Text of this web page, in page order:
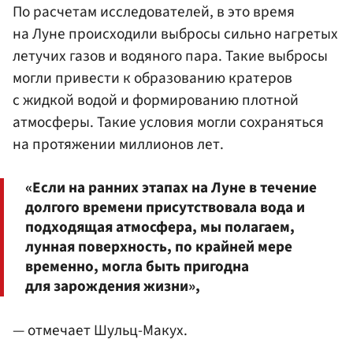
По расчетам исследователей, в это время
на Луне происходили выбросы сильно нагретых
летучих газов и водяного пара. Такие выбросы
могли привести к образованию кратеров
с жидкой водой и формированию плотной
атмосферы. Такие условия могли сохраняться
на протяжении миллионов лет.
«Если на ранних этапах на Луне в течение
долгого времени присутствовала вода и
подходящая атмосфера, мы полагаем,
лунная поверхность, по крайней мере
временно, могла быть пригодна
для зарождения жизни»,
— отмечает Шульц-Макух.